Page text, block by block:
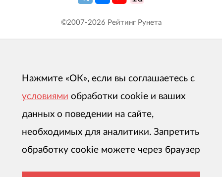
©2007-2026 Рейтинг Рунета
Нажмите «ОК», если вы соглашаетесь с
условиями обработки cookie и ваших
данных о поведении на сайте,
необходимых для аналитики. Запретить
обработку cookie можете через браузер